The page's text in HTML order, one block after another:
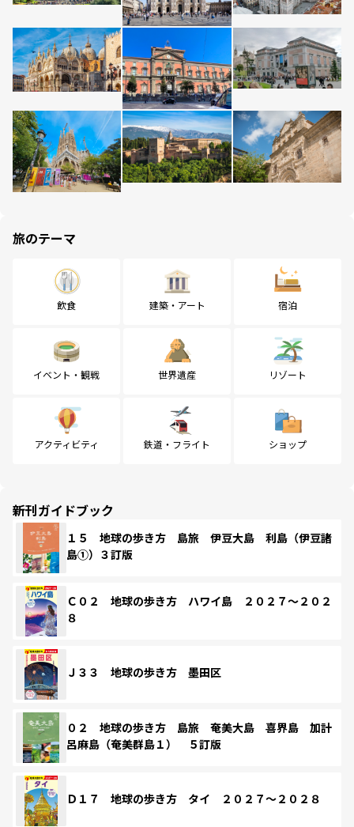
旅のテーマ
飲食 建築・アート 宿泊
イベント・観戦 世界遺産 リゾート
アクティビティ 鉄道・フライト ショップ
新刊ガイドブック
１５ 地球の歩き方 島旅 伊豆大島 利島（伊豆諸
島①）３訂版
Ｃ０２ 地球の歩き方 ハワイ島 ２０２７～２０２
８
Ｊ３３ 地球の歩き方 墨田区
０２ 地球の歩き方 島旅 奄美大島 喜界島 加計
呂麻島（奄美群島１） ５訂版
Ｄ１７ 地球の歩き方 タイ ２０２７～２０２８